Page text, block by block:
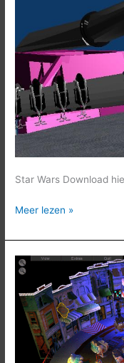
Star Wars Download
Meer lezen »
Insider